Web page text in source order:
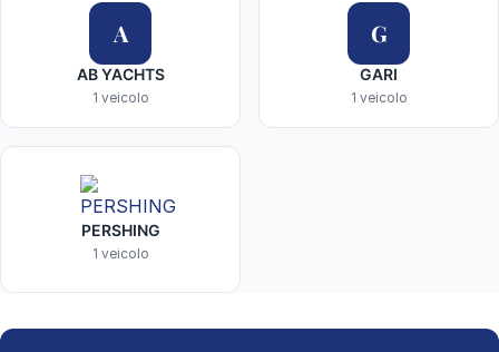
A
AB YACHTS
1 veicolo
G
GARI
1 veicolo
PERSHING
1 veicolo